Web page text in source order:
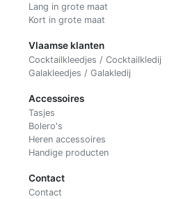
Lang in grote maat
Kort in grote maat
Vlaamse klanten
Cocktailkleedjes / Cocktailkledij
Galakleedjes / Galakledij
Accessoires
Tasjes
Bolero's
Heren accessoires
Handige producten
Contact
Contact